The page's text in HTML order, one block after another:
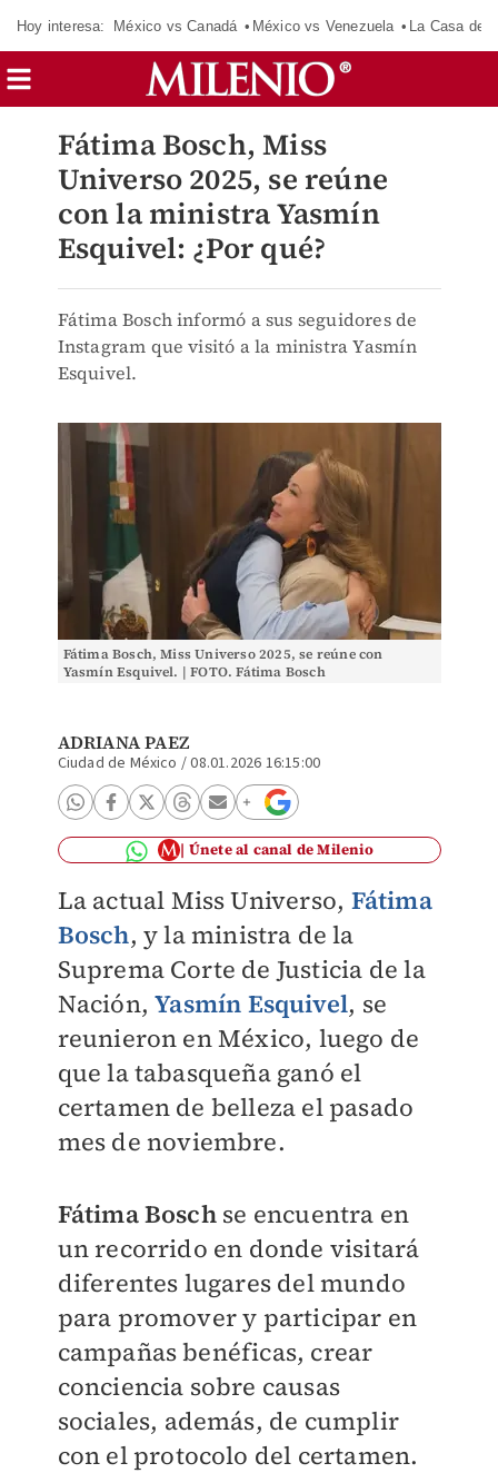
Hoy interesa: México vs Canadá México vs Venezuela La Casa de
Fátima Bosch, Miss
Universo 2025, se reúne
con la ministra Yasmín
Esquivel: ¿Por qué?
Fátima Bosch informó a sus seguidores de
Instagram que visitó a la ministra Yasmín
Esquivel.
Fátima Bosch, Miss Universo 2025, se reúne con
Yasmín Esquivel. | FOTO. Fátima Bosch
ADRIANA PAEZ
Ciudad de México /08.01.2026 16:15:00
Únete al canal de Milenio
La actual Miss Universo, Fátima
Bosch, y la ministra de la
Suprema Corte de Justicia de la
Nación,Yasmín Esquivel, se
reunieron en México, luego de
que la tabasqueña ganó el
certamen de belleza el pasado
mes de noviembre.
Fátima Boschse encuentra en
un recorrido en donde visitará
diferentes lugares del mundo
para promover y participar en
campañas benéficas, crear
conciencia sobre causas
sociales, además, de cumplir
con el protocolo del certamen.